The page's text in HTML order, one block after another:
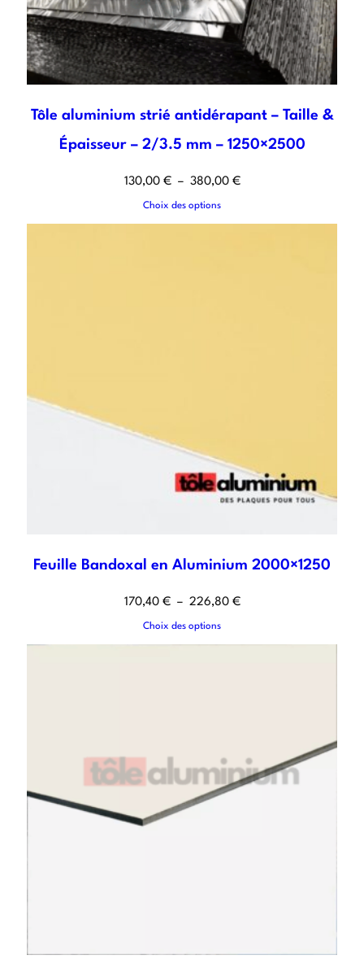
Tôle aluminium strié antidérapant – Taille &
Épaisseur – 2/3.5 mm – 1250×2500
130,00 € – 380,00 €
Choix des options
Feuille Bandoxal en Aluminium 2000×1250
170,40 € – 226,80 €
Choix des options